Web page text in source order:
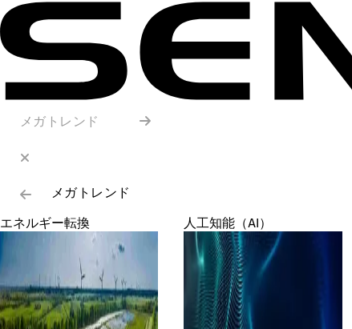
メガトレンド
メガトレンド
エネルギー転換
人工知能（AI）